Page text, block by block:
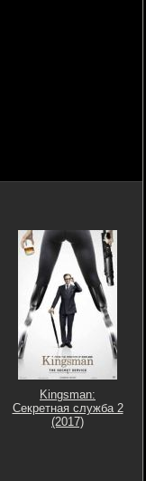
Kingsman:
Секретная служба 2
(2017)